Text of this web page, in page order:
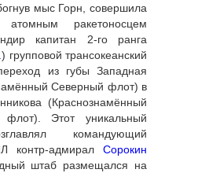
мыс Горн, совершила
ракетоносцем
капитан 2-го ранга
) групповой трансокеанский
из губы Западная
Северный флот) в
(Краснознамённый
флот). Этот уникальный
командующий
контр-адмирал Сорокин
штаб размещался на